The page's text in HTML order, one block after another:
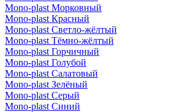
Mono-plast Морковный
Mono-plast Красный
Mono-plast Светло-жёлтый
Mono-plast Тёмно-жёлтый
Mono-plast Горчичный
Mono-plast Голубой
Mono-plast Салатовый
Mono-plast Зелёный
Mono-plast Серый
Mono-plast Синий